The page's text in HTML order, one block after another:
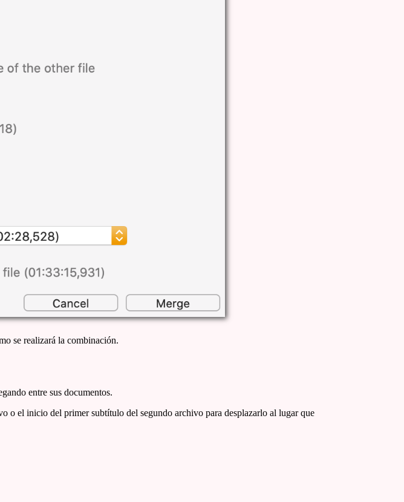
se realizará la combinación.
entre sus documentos.
o el inicio del primer subtítulo del segundo archivo para desplazarlo al lugar que